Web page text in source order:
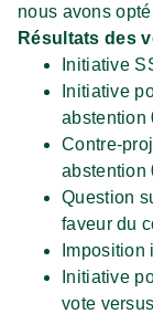
nous avons
Résultats des
Initiative
Initiative
abstention
Contre-
abstention
Question
faveur du
Initiative
vote